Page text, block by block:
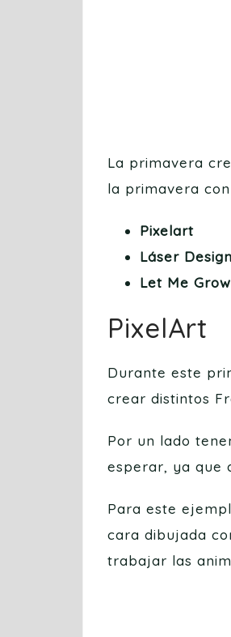
La primavera
la primavera
Pixelart
Láser Design
Let Me Grow
PixelArt
Durante este
crear distintos
Por un lado
esperar, ya que
Para este
cara dibujada
trabajar las